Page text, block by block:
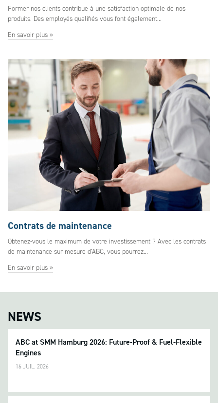
Former nos clients contribue à une satisfaction optimale de nos
produits. Des employés qualifiés vous font également...
En savoir plus »
Contrats de maintenance
Obtenez-vous le maximum de votre investissement ? Avec les contrats
de maintenance sur mesure d’ABC, vous pourrez...
En savoir plus »
NEWS
ABC at SMM Hamburg 2026: Future-Proof & Fuel-Flexible
Engines
16 JUIL. 2026